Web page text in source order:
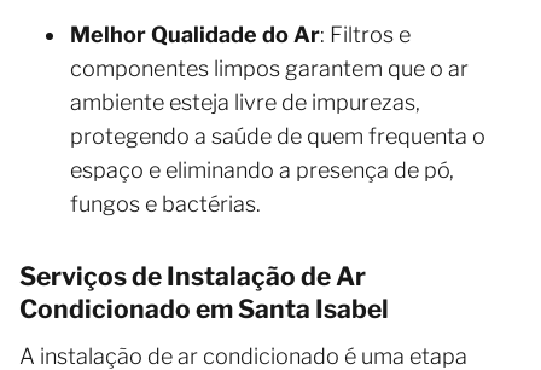
Melhor Qualidade do Ar: Filtros e
componentes limpos garantem que o ar
ambiente esteja livre de impurezas,
protegendo a saúde de quem frequenta o
espaço e eliminando a presença de pó,
fungos e bactérias.
Serviços de Instalação de Ar
Condicionado em Santa Isabel
A instalação de ar condicionado é uma etapa